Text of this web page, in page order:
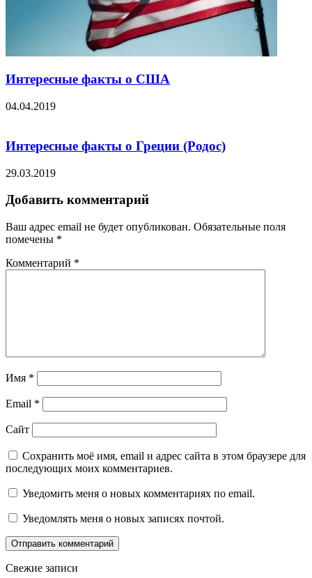
Интересные факты о США
04.04.2019
Интересные факты о Греции (Родос)
29.03.2019
Добавить комментарий
Ваш адрес email не будет опубликован. Обязательные поля
помечены *
Комментарий *
Имя *
Email *
Сайт
Сохранить моё имя, email и адрес сайта в этом браузере для
последующих моих комментариев.
Уведомить меня о новых комментариях по email.
Уведомлять меня о новых записях почтой.
Свежие записи